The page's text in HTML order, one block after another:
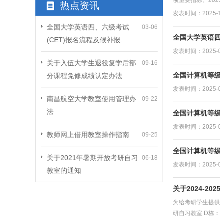
热点资讯
03-06
全国大学英语四、六级考试
(CET)报名流程及候补报…
09-16
关于入伍大学生退役复学后部
分课程免修成绩认定办法
09-22
南昌航空大学教室使用管理办
法
09-25
教师网上借用教室操作指南
06-18
关于2021年暑期开放考研自习
教室的通知
发表时间：2025-
全国大学英语
发表时间：2025-
全国计算机等
发表时间：2025-
全国计算机等
发表时间：2025-
全国计算机等
发表时间：2025-
关于2024-
为给考研学生提
研自习教室 D栋